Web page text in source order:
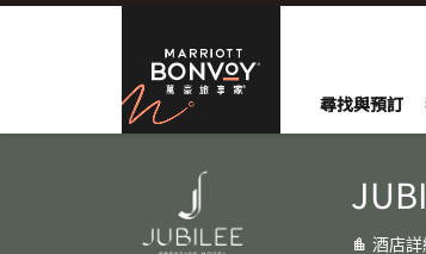
Skip to Content
萬豪旅尋找與預訂
酒店